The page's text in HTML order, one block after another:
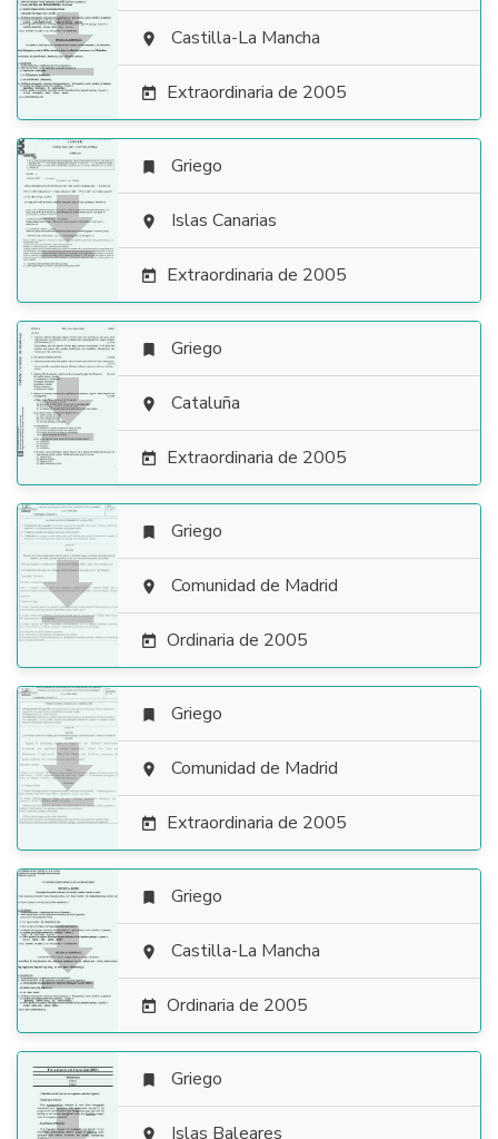
  Castilla-La Mancha
 Extraordinaria de 2005

 Griego
 Islas Canarias
 Extraordinaria de 2005

 Griego
 Cataluña
 Extraordinaria de 2005

 Griego
 Comunidad de Madrid
 Ordinaria de 2005

 Griego
 Comunidad de Madrid
 Extraordinaria de 2005

 Griego
 Castilla-La Mancha
 Ordinaria de 2005
 Griego
 Islas Baleares